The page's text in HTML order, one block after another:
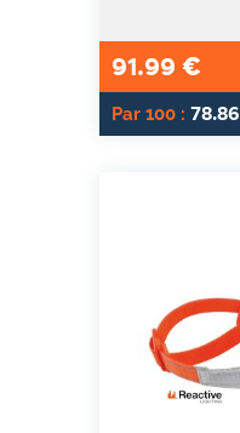
91.99 €
Par 100 : 78.86